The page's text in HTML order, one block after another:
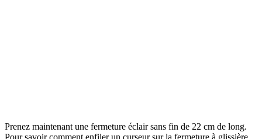
Prenez maintenant une fermeture éclair sans fin de 22 cm de long.
Pour savoir comment enfiler un curseur sur la fermeture à glissière